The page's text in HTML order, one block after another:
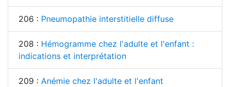
206 : Pneumopathie interstitielle diffuse
208 : Hémogramme chez l'adulte et l'enfant :
indications et interprétation
209 : Anémie chez l'adulte et l'enfant